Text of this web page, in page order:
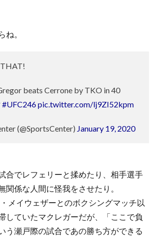
ね。
THAT!
beats Cerrone by TKO in 40
#UFC246pic.twitter.com/lj9ZI52kpm
(@SportsCenter) January 19, 2020
合でレフェリーと揉めたり、相手選手
関係な人間に怪我をさせたり。
メイウェザーとのボクシングマッチ以
していたマクレガーだが、「ここで負
う瀬戸際の試合であの勝ち方ができる